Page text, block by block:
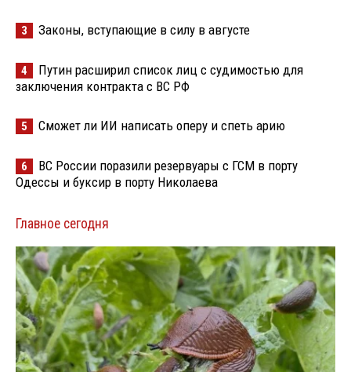
3 Законы, вступающие в силу в августе
4
Путин расширил список лиц с судимостью для
заключения контракта с ВС РФ
5 Сможет ли ИИ написать оперу и спеть арию
6
ВС России поразили резервуары с ГСМ в порту
Одессы и буксир в порту Николаева
Главное сегодня